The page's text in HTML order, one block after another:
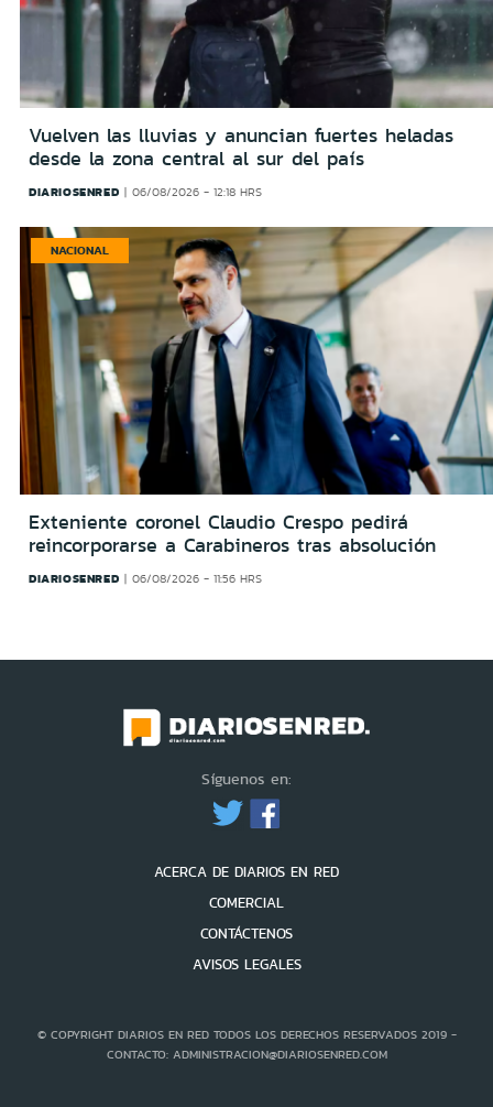
Vuelven las lluvias y anuncian fuertes heladas
desde la zona central al sur del país
DIARIOSENRED 06/08/2026 - 12:18 HRS
NACIONAL
Exteniente coronel Claudio Crespo pedirá
reincorporarse a Carabineros tras absolución
DIARIOSENRED 06/08/2026 - 11:56 HRS
Síguenos en:
ACERCA DE DIARIOS EN RED
COMERCIAL
CONTÁCTENOS
AVISOS LEGALES
© COPYRIGHT DIARIOS EN RED TODOS LOS DERECHOS RESERVADOS 2019 -
CONTACTO: ADMINISTRACION@DIARIOSENRED.COM